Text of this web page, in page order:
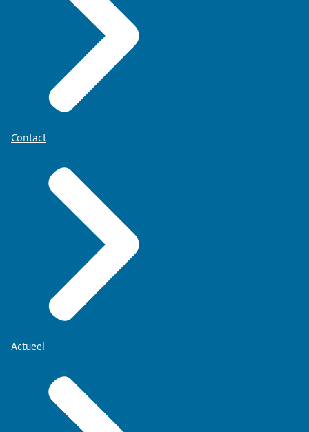
Contact
Actueel